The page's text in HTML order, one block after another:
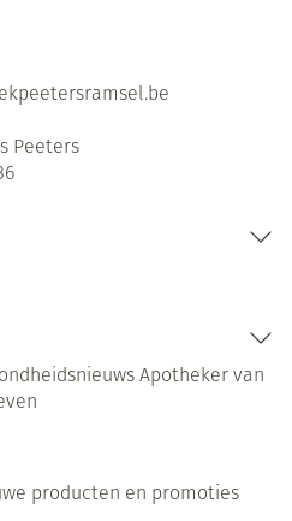
Peeters
Apotheker van
producten en promoties